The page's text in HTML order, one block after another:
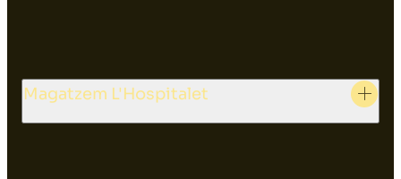
Magatzem L'Hospitalet